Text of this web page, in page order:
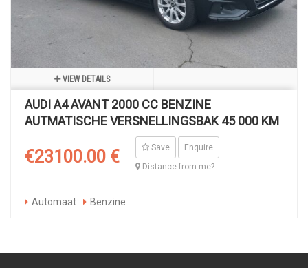
VIEW DETAILS
AUDI A4 AVANT 2000 CC BENZINE
AUTMATISCHE VERSNELLINGSBAK 45 000 KM
€23100.00 € Save
Enquire
Distance from me?
Automaat Benzine